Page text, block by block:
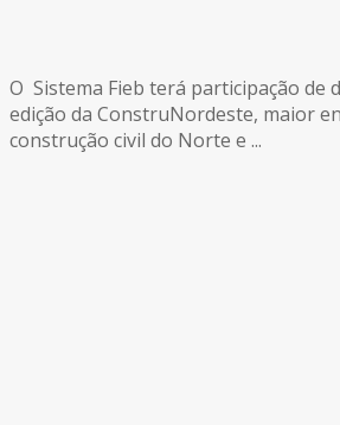
O Sistema Fieb terá participação de
edição da ConstruNordeste, maior
construção civil do Norte e ...